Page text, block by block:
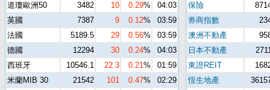
道瓊歐洲50
3482 10 0.29%
04:03
英國
7387 9 0.12%
03:59
法國
5189.5 29 0.56%
03:59
德國
12294 30 0.24%
04:03
西班牙
10546.1 22.3 0.21%
01:59
米蘭MIB 30
21542 101 0.47%
02:29
保險
券商指數
澳洲不動產
日本不動產
東證REIT
恆生地產